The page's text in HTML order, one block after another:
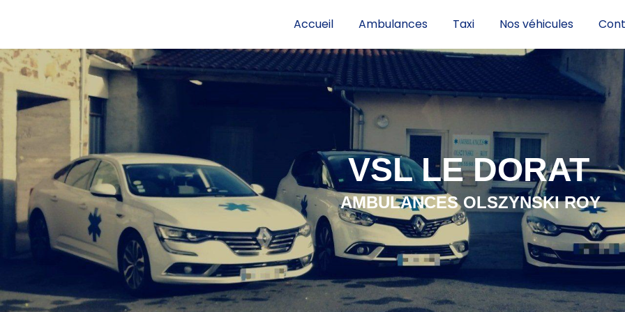
Accueil Ambulances Taxi Nos véhicules
VSL LE DORAT
AMBULANCES OLSZYNSKI ROY